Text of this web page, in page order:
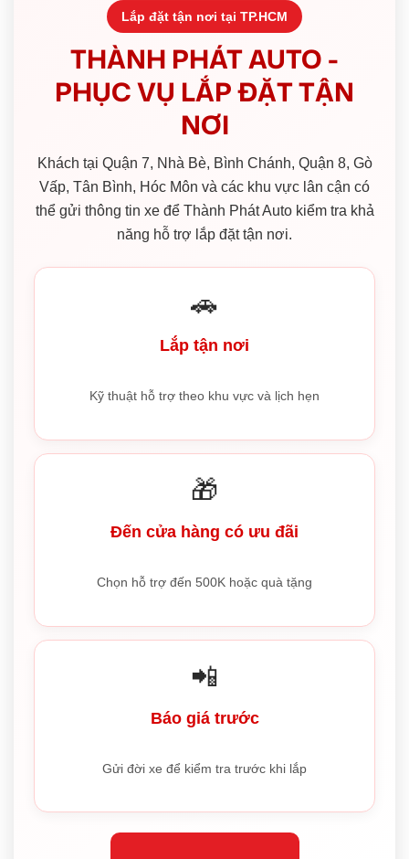
Lắp đặt tận nơi tại TP.HCM
THÀNH PHÁT AUTO -
PHỤC VỤ LẮP ĐẶT TẬN
NƠI
Khách tại Quận 7, Nhà Bè, Bình Chánh, Quận 8, Gò
Vấp, Tân Bình, Hóc Môn và các khu vực lân cận có
thể gửi thông tin xe để Thành Phát Auto kiểm tra khả
năng hỗ trợ lắp đặt tận nơi.
🚗
Lắp tận nơi
Kỹ thuật hỗ trợ theo khu vực và lịch hẹn
🎁
Đến cửa hàng có ưu đãi
Chọn hỗ trợ đến 500K hoặc quà tặng
📲
Báo giá trước
Gửi đời xe để kiểm tra trước khi lắp